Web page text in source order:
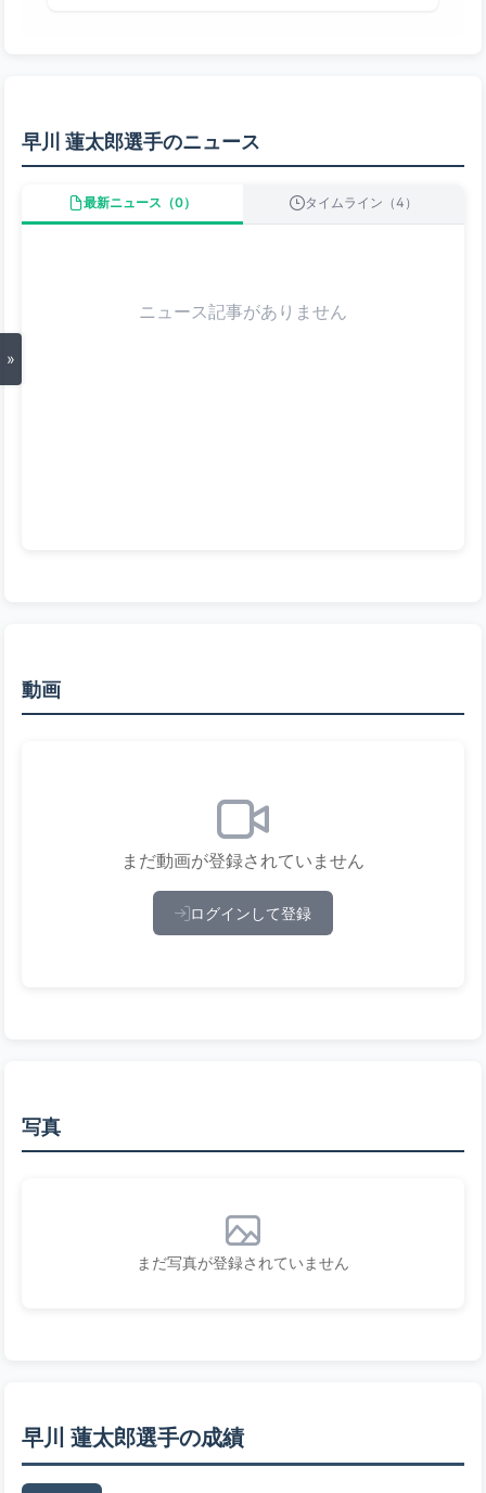
»
早川 蓮太郎選手のニュース
最新ニュース（0） タイムライン（4）
ニュース記事がありません
動画
まだ動画が登録されていません
ログインして登録
写真
まだ写真が登録されていません
早川 蓮太郎選手の成績